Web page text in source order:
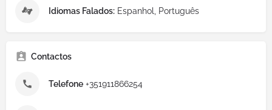
Idiomas Falados: Espanhol, Português
Contactos
Telefone +351911866254